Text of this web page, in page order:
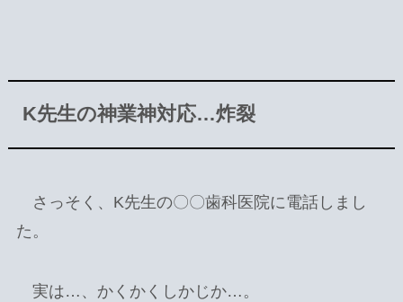
K先生の神業神対応…炸裂
さっそく、K先生の〇〇歯科医院に電話しまし
た。
実は…、かくかくしかじか…。